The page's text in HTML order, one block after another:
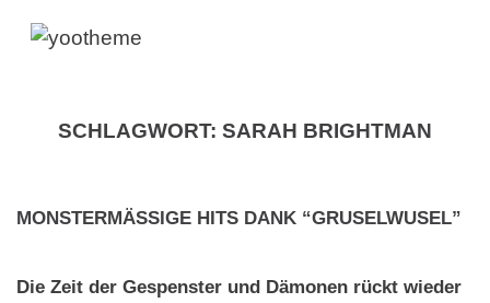
SCHLAGWORT: SARAH BRIGHTMAN
MONSTERMÄSSIGE HITS DANK “GRUSELWUSEL”
Die Zeit der Gespenster und Dämonen rückt wieder